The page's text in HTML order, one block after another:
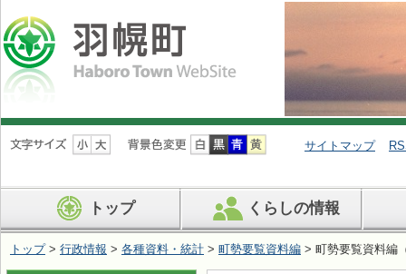
ナ
ビ
ン
を
サイトマップ
トップ くらしの情報
トップ> 行政情報 > 各種資料・統計 > 町勢要覧資料編 > 町勢要覧資料編